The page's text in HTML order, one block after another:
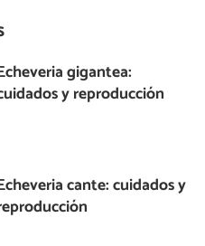
gigantea:
y reproducción
cante: cuidados y